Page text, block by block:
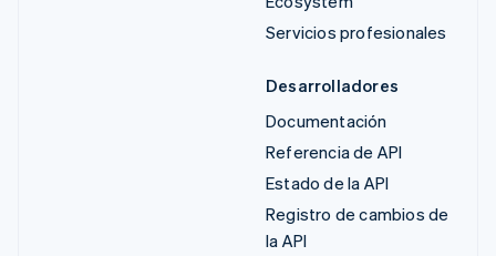
Servicios profesionales
Desarrolladores
Documentación
Referencia de API
Estado de la API
Registro de cambios de
la API